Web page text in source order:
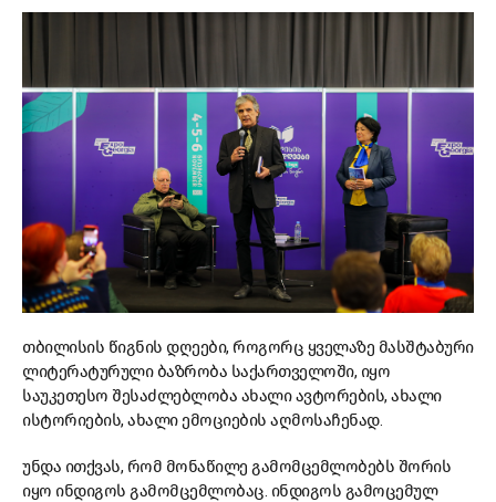
თბილისის წიგნის დღეები, როგორც ყველაზე მასშტაბური
ლიტერატურული ბაზრობა საქართველოში, იყო
საუკეთესო შესაძლებლობა ახალი ავტორების, ახალი
ისტორიების, ახალი ემოციების აღმოსაჩენად.
უნდა ითქვას, რომ მონაწილე გამომცემლობებს შორის
იყო ინდიგოს გამომცემლობაც. ინდიგოს გამოცემულ